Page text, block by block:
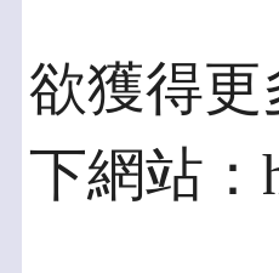
欲獲得
下網站：